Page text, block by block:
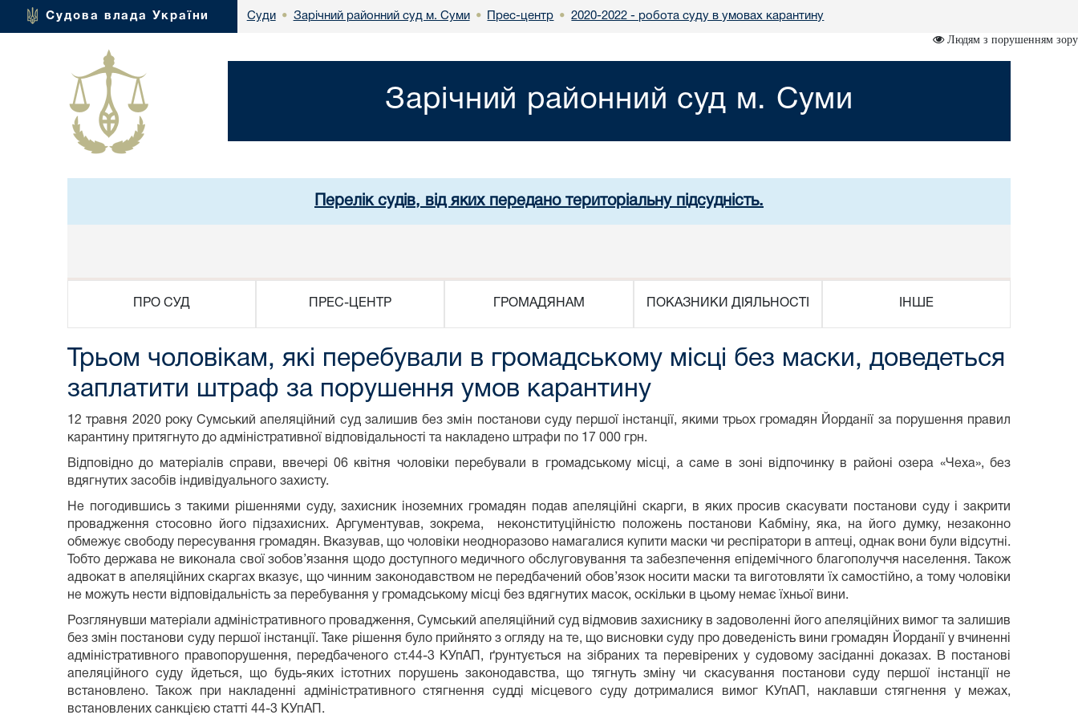
Судова влада України Суди • Зарічний районний суд м. Суми • Прес-центр • 2020-2022 - робота суду в умовах карантину
Людям з порушенням зору
Зарічний районний суд м. Суми
Перелік судів, від яких передано територіальну підсудність.
ПРО СУД ПРЕС-ЦЕНТР ГРОМАДЯНАМ ПОКАЗНИКИ ДІЯЛЬНОСТІ ІНШЕ
Трьом чоловікам, які перебували в громадському місці без маски, доведеться
заплатити штраф за порушення умов карантину
12 травня 2020 року Сумський апеляційний суд залишив без змін постанови суду першої інстанції, якими трьох громадян Йорданії за порушення правил
карантину притягнуто до адміністративної відповідальності та накладено штрафи по 17 000 грн.
Відповідно до матеріалів справи, ввечері 06 квітня чоловіки перебували в громадському місці, а саме в зоні відпочинку в районі озера «Чеха», без
вдягнутих засобів індивідуального захисту.
Не погодившись з такими рішеннями суду, захисник іноземних громадян подав апеляційні скарги, в яких просив скасувати постанови суду і закрити
провадження стосовно його підзахисних. Аргументував, зокрема, неконституційністю положень постанови Кабміну, яка, на його думку, незаконно
обмежує свободу пересування громадян. Вказував, що чоловіки неодноразово намагалися купити маски чи респіратори в аптеці, однак вони були відсутні.
Тобто держава не виконала свої зобов’язання щодо доступного медичного обслуговування та забезпечення епідемічного благополуччя населення. Також
адвокат в апеляційних скаргах вказує, що чинним законодавством не передбачений обов’язок носити маски та виготовляти їх самостійно, а тому чоловіки
не можуть нести відповідальність за перебування у громадському місці без вдягнутих масок, оскільки в цьому немає їхньої вини.
Розглянувши матеріали адміністративного провадження, Сумський апеляційний суд відмовив захиснику в задоволенні його апеляційних вимог та залишив
без змін постанови суду першої інстанції. Таке рішення було прийнято з огляду на те, що висновки суду про доведеність вини громадян Йорданії у вчиненні
адміністративного правопорушення, передбаченого ст.44-3 КУпАП, ґрунтується на зібраних та перевірених у судовому засіданні доказах. В постанові
апеляційного суду йдеться, що будь-яких істотних порушень законодавства, що тягнуть зміну чи скасування постанови суду першої інстанції не
встановлено. Також при накладенні адміністративного стягнення судді місцевого суду дотрималися вимог КУпАП, наклавши стягнення у межах,
встановлених санкцією статті 44-3 КУпАП.